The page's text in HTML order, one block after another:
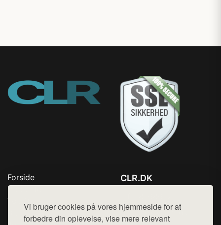
Vi bruger cookies på vores hjemmeside for at
forbedre din oplevelse, vise mere relevant
Forside
Produkter
Top Rabatter
CLR.DK
Mail:hej@want.dk